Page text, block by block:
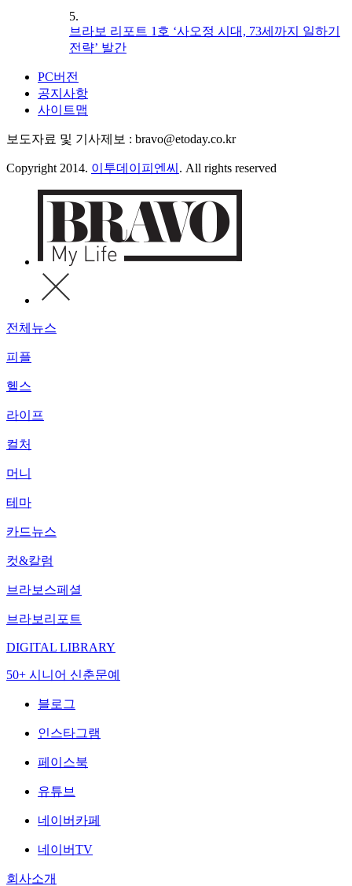
5.
브라보 리포트 1호 ‘사오정 시대, 73세까지 일하기
전략’ 발간
PC버전
공지사항
사이트맵
보도자료 및 기사제보 : bravo@etoday.co.kr
Copyright 2014. 이투데이피엔씨 . All rights reserved
전체뉴스
피플
헬스
라이프
컬처
머니
테마
카드뉴스
컷&칼럼
브라보스페셜
브라보리포트
DIGITAL LIBRARY
50+ 시니어 신춘문예
블로그
인스타그램
페이스북
유튜브
네이버카페
네이버TV
회사소개